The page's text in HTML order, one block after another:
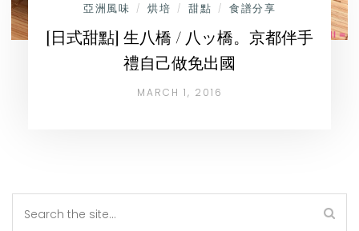
亞洲風味 / 烘培 / 甜點 / 食譜分享
[日式甜點] 生八橋 / 八ッ橋。京都伴手
禮自己做免出國
MARCH 1, 2016